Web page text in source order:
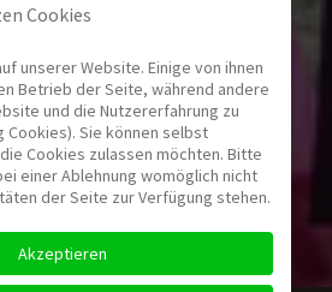
Cookies
unserer Website. Einige von ihnen
Betrieb der Seite, während andere
und die Nutzererfahrung zu
Cookies). Sie können selbst
Cookies zulassen möchten. Bitte
einer Ablehnung womöglich nicht
der Seite zur Verfügung stehen.
Akzeptieren